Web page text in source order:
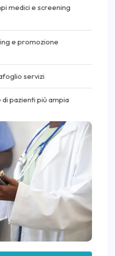
medici e screening
e promozione
servizi
pazienti più ampia